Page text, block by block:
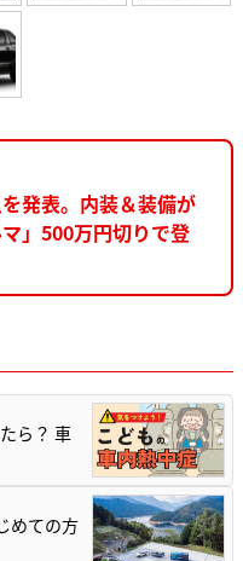
発表。内装＆装備が
」500万円切りで登
ら？ 車
めての方